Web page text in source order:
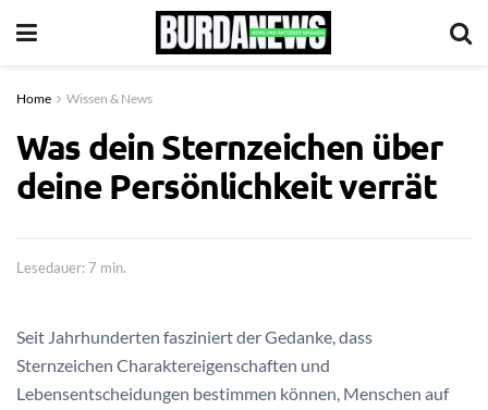
Home Wissen & News
Was dein Sternzeichen über
deine Persönlichkeit verrät
Lesedauer: 7 min.
Seit Jahrhunderten fasziniert der Gedanke, dass
Sternzeichen Charaktereigenschaften und
Lebensentscheidungen bestimmen können, Menschen auf